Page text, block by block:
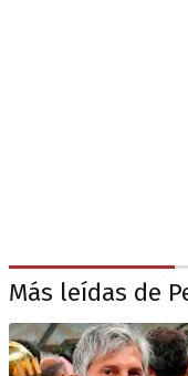
Más leídas de